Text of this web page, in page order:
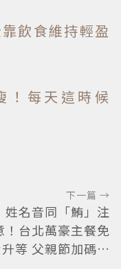
飲食維持輕盈
！每天這時候
下一篇 →
姓名音同「鮪」注
！台北萬豪主餐免
等 父親節加碼鮪